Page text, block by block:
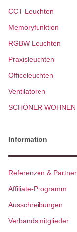
CCT Leuchten
Memoryfunktion
RGBW Leuchten
Praxisleuchten
Officeleuchten
Ventilatoren
SCHÖNER WOHNEN
Information
Referenzen & Partner
Affiliate-Programm
Ausschreibungen
Verbandsmitglieder